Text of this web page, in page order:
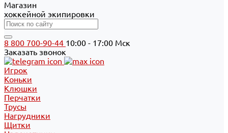
Магазин
хоккейной экипировки
8 800 700-90-44 10:00 - 17:00 Мск
Заказать звонок
Игрок
Коньки
Клюшки
Перчатки
Трусы
Нагрудники
Щитки